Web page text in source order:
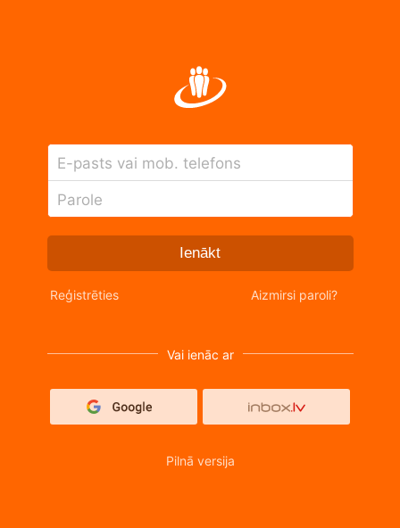
E-pasts vai mob. telefons
Parole
Ienākt
Reģistrēties Aizmirsi paroli?
Vai ienāc ar
Pilnā versija